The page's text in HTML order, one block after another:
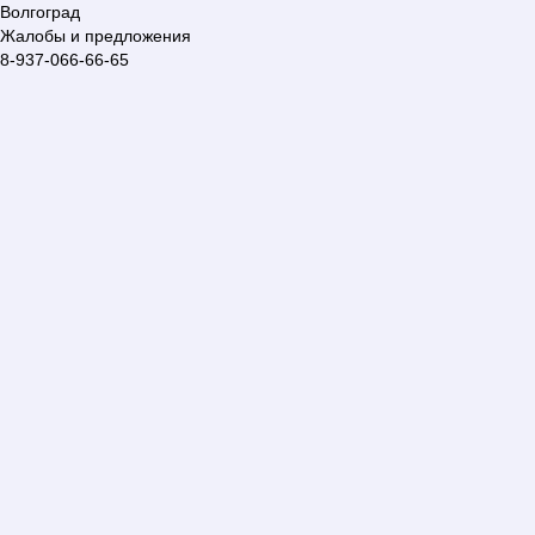
Волгоград
Жалобы и предложения
8-937-066-66-65